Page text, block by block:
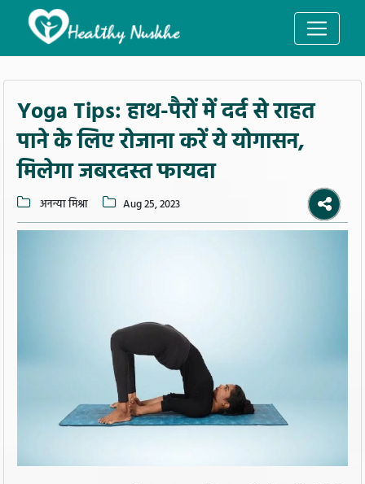
Yoga Tips: हाथ-पैरों में दर्द से राहत
पाने के लिए रोजाना करें ये योगासन,
मिलेगा जबरदस्त फायदा
अनन्या मिश्रा Aug 25, 2023